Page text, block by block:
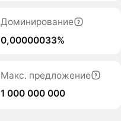
Доминирование
0,00000033%
Макс. предложение
1 000 000 000